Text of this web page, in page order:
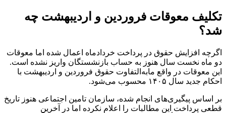
تکلیف معوقات فروردین و اردیبهشت چه
شد؟
اگرچه افزایش حقوق در پرداخت خردادماه اعمال شده اما معوقات
دو ماه نخست سال هنوز به حساب بازنشستگان واریز نشده است.
این معوقات در واقع مابه‌التفاوت حقوق فروردین و اردیبهشت با
احکام جدید سال ۱۴۰۵ محسوب می‌شود.
بر اساس پیگیری‌های انجام شده، سازمان تامین اجتماعی هنوز تاریخ
قطعی پرداخت این مطالبات را اعلام نکرده اما در آخرین